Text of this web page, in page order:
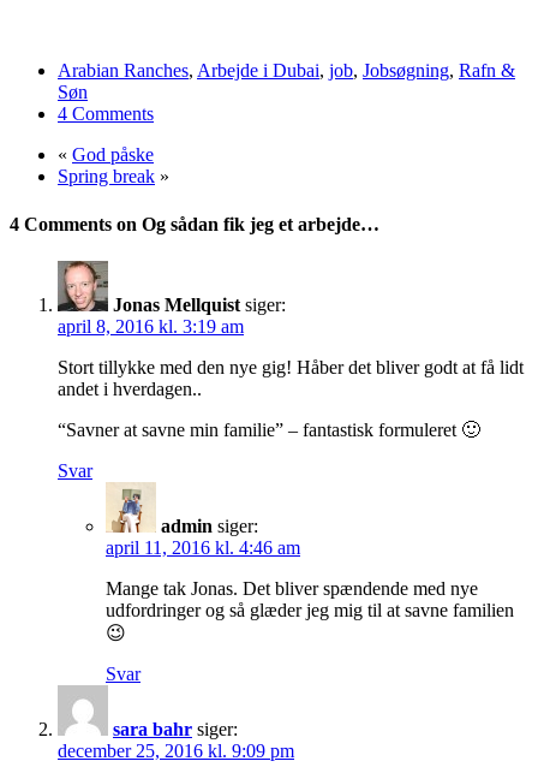
Arabian Ranches, Arbejde i Dubai, job, Jobsøgning, Rafn &
Søn
4 Comments
« God påske
Spring break »
4 Comments on Og sådan fik jeg et arbejde…
Jonas Mellquist siger:
april 8, 2016 kl. 3:19 am
Stort tillykke med den nye gig! Håber det bliver godt at få lidt
andet i hverdagen..
“Savner at savne min familie” – fantastisk formuleret 🙂
Svar
admin siger:
april 11, 2016 kl. 4:46 am
Mange tak Jonas. Det bliver spændende med nye
udfordringer og så glæder jeg mig til at savne familien
😉
Svar
sara bahr siger:
december 25, 2016 kl. 9:09 pm